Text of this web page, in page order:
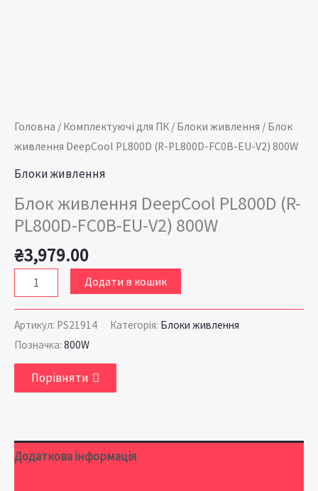
Головна / Комплектуючі для ПК / Блоки живлення / Блок
живлення DeepCool PL800D (R-PL800D-FC0B-EU-V2) 800W
Блоки живлення
Блок живлення DeepCool PL800D (R-
PL800D-FC0B-EU-V2) 800W
₴3,979.00
Додати в кошик
Артикул: PS21914 Категорія: Блоки живлення
Позначка: 800W
Порівняти
Додаткова інформація